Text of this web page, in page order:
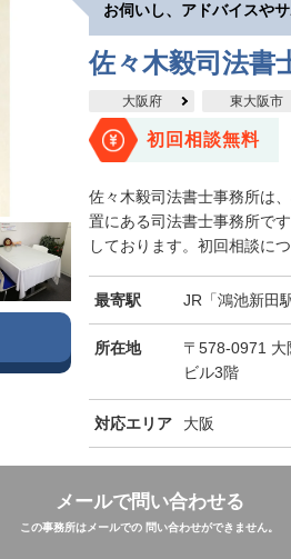
お伺いし、アドバイスや
佐々木毅司法書
大阪府 東大阪市
初回相談無料
佐々木毅司法書士事務所は
置にある司法書士事務所で
しております。初回相談に
最寄駅 JR「鴻池新田
所在地
〒578-0971 大
ビル3階
対応エリア 大阪
メールで問い合わせる
この事務所はメールでの 問い合わせができません。